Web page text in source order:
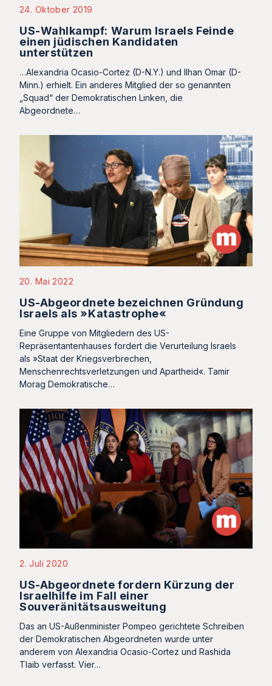
24. Oktober 2019
US-Wahlkampf: Warum Israels Feinde
einen jüdischen Kandidaten
unterstützen
…Alexandria Ocasio-Cortez (D-N.Y.) und Ilhan Omar (D-
Minn.) erhielt. Ein anderes Mitglied der so genannten
„Squad“ der Demokratischen Linken, die
Abgeordnete…
20. Mai 2022
US-Abgeordnete bezeichnen Gründung
Israels als »Katastrophe«
Eine Gruppe von Mitgliedern des US-
Repräsentantenhauses fordert die Verurteilung Israels
als »Staat der Kriegsverbrechen,
Menschenrechtsverletzungen und Apartheid«. Tamir
Morag Demokratische…
2. Juli 2020
US-Abgeordnete fordern Kürzung der
Israelhilfe im Fall einer
Souveränitätsausweitung
Das an US-Außenminister Pompeo gerichtete Schreiben
der Demokratischen Abgeordneten wurde unter
anderem von Alexandria Ocasio-Cortez und Rashida
Tlaib verfasst. Vier…